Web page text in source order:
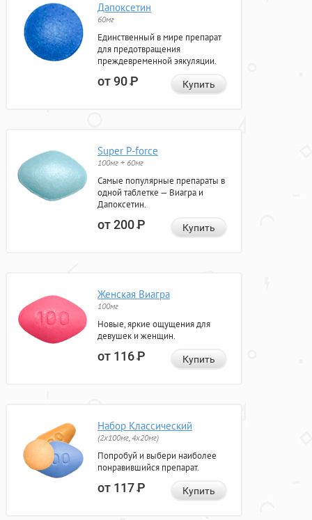
Дапоксетин
60мг
Единственный в мире препарат
для предотвращения
преждевременной эякуляции.
от 90Р Купить
Super P-force
100мг + 60мг
Самые популярные препараты в
одной таблетке — Виагра и
Дапоксетин.
от 200Р Купить
Женская Виагра
100мг
Новые, яркие ощущения для
девушек и женщин.
от 116Р Купить
Набор Классический
(2x100мг, 4x20мг)
Попробуй и выбери наиболее
понравившийся препарат.
от 117Р Купить